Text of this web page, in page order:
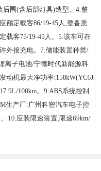
后围(含后部灯具)造型。4.整
额定载客86/19-45人;整备质
载客75/19-45人。5.该车可在
外接充电。7.储能装置种类/
离子电池/宁德时代新能源科
动机最大净功率:158kW(YC6J
100km。9.ABS系统控制
生产厂:广州科密汽车电子控
10.应装限速装置,限速69km/